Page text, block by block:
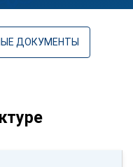
ДОКУМЕНТЫ